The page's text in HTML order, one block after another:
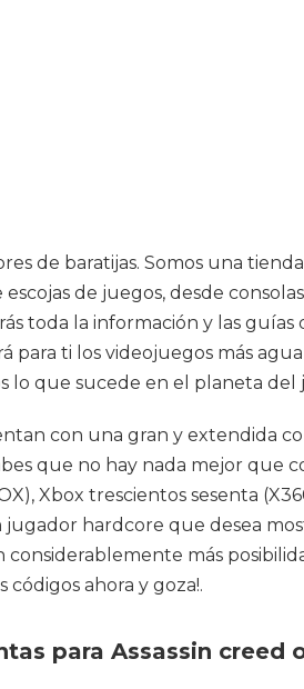
de baratijas. Somos una
de juegos, desde
toda la información y las
para ti los videojuegos más
lo que sucede en el planeta
con una gran y extendida
que no hay nada mejor
Xbox trescientos sesenta
jugador hardcore que desea
más
códigos ahora y goza!.
para Assassin creed